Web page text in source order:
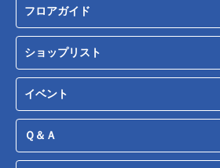
フロアガイド
ショップリスト
イベント
Ｑ＆Ａ